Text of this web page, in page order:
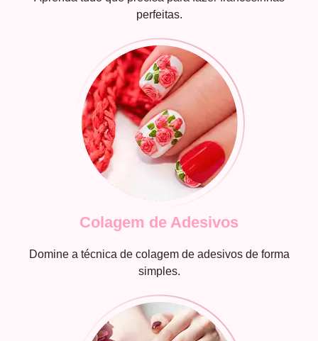
perfeitas.
Colagem de Adesivos
Domine a técnica de colagem de adesivos de forma
simples.